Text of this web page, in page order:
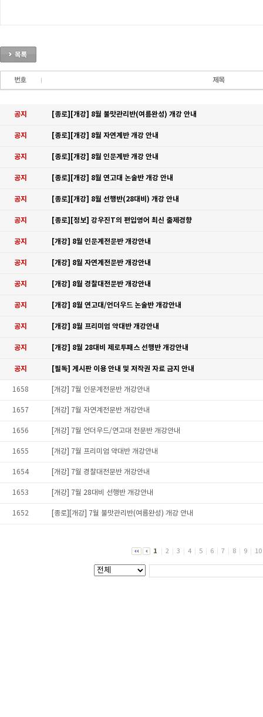
공지 [종로][개강] 8월 불맛관리반(여름완성) 개강 안내
공지 [종로][개강] 8월 자연계반 개강 안내
공지 [종로][개강] 8월 인문계반 개강 안내
공지 [종로][개강] 8월 연고대 논술반 개강 안내
공지 [종로][개강] 8월 선행반(28대비) 개강 안내
공지 [종로][정보] 강우진T의 편입영어 최신 출제경향
공지 [개강] 8월 인문계전문반 개강안내
공지 [개강] 8월 자연계전문반 개강안내
공지 [개강] 8월 경찰대전문반 개강안내
공지 [개강] 8월 연고대/언더우드 논술반 개강안내
공지 [개강] 8월 프리미엄 약대반 개강안내
공지 [개강] 8월 28대비 제로투패스 선행반 개강안내
공지 [필독] 게시판 이용 안내 및 저작권 자료 금지 안내
1658 [개강] 7월 인문계전문반 개강안내
1657 [개강] 7월 자연계전문반 개강안내
1656 [개강] 7월 언더우드/연고대 전문반 개강안내
1655 [개강] 7월 프리미엄 약대반 개강안내
1654 [개강] 7월 경찰대전문반 개강안내
1653 [개강] 7월 28대비 선행반 개강안내
1652 [종로][개강] 7월 불맛관리반(여름완성) 개강 안내
1 2 3 4 5 6 7 8 9 10